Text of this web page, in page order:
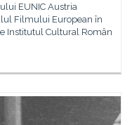
EUNIC Austria
Filmului European în
Institutul Cultural Român